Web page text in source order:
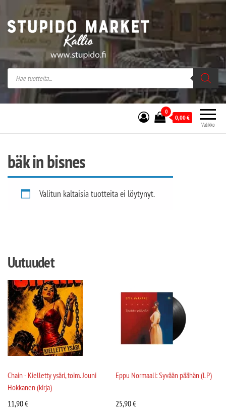
Stupido Market – verkossa ja kivijalassa
Stupido Market on vaihtoehtomusaan
erikoistunut verkko- sekä
kivijalkakauppa Helsingissä Kallion
sydämessä.
Valikko
0
0,00€
bäk in bisnes
Valitun kaltaisia tuotteita ei löytynyt.
Uutuudet
Chain - Kielletty ysäri, toim. Jouni
Hokkanen (kirja)
11,90€
Eppu Normaali: Syvään päähän (LP)
25,90€